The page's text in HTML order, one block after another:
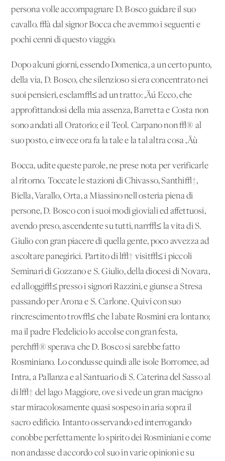
persona volle accompagnare D. Bosco guidare il suo
cavallo. √à dal signor Bocca che avemmo i seguenti e
pochi cenni di questo viaggio.
Dopo alcuni giorni, essendo Domenica, a un certo punto,
della via, D. Bosco, che silenzioso si era concentrato nei
suoi pensieri, esclam√≤ ad un tratto: ‚Äú Ecco, che
approfittandosi della mia assenza, Barretta e Costa non
sono andati all'Oratorio; e il Teol. Carpano non √® al
suo posto, e invece ora fa la tale e la tal altra cosa ‚Äù
Bocca, udite queste parole, ne prese nota per verificarle
al ritorno. Toccate le stazioni di Chivasso, Santhi√†,
Biella, Varallo, Orta, a Miassino nell'osteria piena di
persone, D. Bosco con i suoi modi gioviali ed affettuosi,
avendo preso, ascendente su tutti, narr√≤ la vita di S.
Giulio con gran piacere di quella gente, poco avvezza ad
ascoltare panegirici. Partito di l√† visit√≤ i piccoli
Seminari di Gozzano e S. Giulio, della diocesi di Novara,
ed alloggi√≤ presso i signori Razzini, e giunse a Stresa
passando per Arona e S. Carlone. Quivi con suo
rincrescimento trov√≤ che l'abate Rosmini era lontano;
ma il padre Fledelicio lo accolse con gran festa,
perch√® sperava che D. Bosco si sarebbe fatto
Rosminiano. Lo condusse quindi alle isole Borromee, ad
Intra, a Pallanza e al Santuario di S. Caterina del Sasso al
di l√† del lago Maggiore, ove si vede un gran macigno
star miracolosamente quasi sospeso in aria sopra il
sacro edificio. Intanto osservando ed interrogando
conobbe perfettamente lo spirito dei Rosminiani e come
non andasse d'accordo col suo in varie opinioni e su